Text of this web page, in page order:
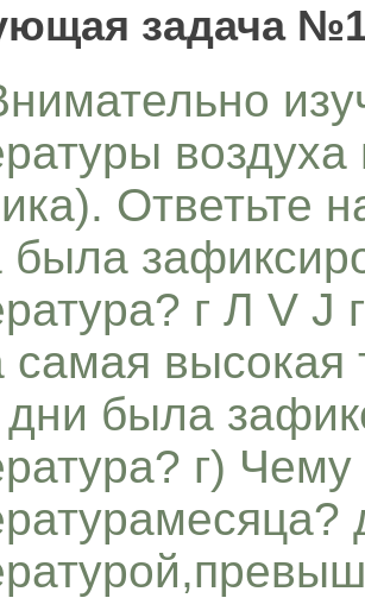
задача
Ответьте
была
г Л V J
самая
дни была
г)